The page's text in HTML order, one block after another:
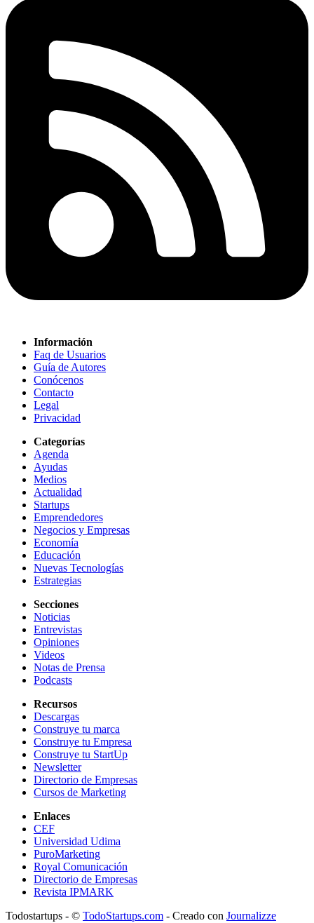
Información
Faq de Usuarios
Guía de Autores
Conócenos
Contacto
Legal
Privacidad
Categorías
Agenda
Ayudas
Medios
Actualidad
Startups
Emprendedores
Negocios y Empresas
Economía
Educación
Nuevas Tecnologías
Estrategias
Secciones
Noticias
Entrevistas
Opiniones
Videos
Notas de Prensa
Podcasts
Recursos
Descargas
Construye tu marca
Construye tu Empresa
Construye tu StartUp
Newsletter
Directorio de Empresas
Cursos de Marketing
Enlaces
CEF
Universidad Udima
PuroMarketing
Royal Comunicación
Directorio de Empresas
Revista IPMARK
Todostartups - © TodoStartups.com - Creado con Journalizze